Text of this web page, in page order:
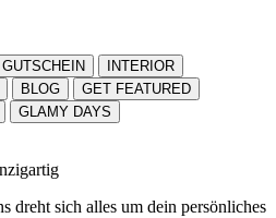
GUTSCHEIN
INTERIOR
BLOG
GET FEATURED
GLAMY DAYS
dreht sich alles um dein persönliches